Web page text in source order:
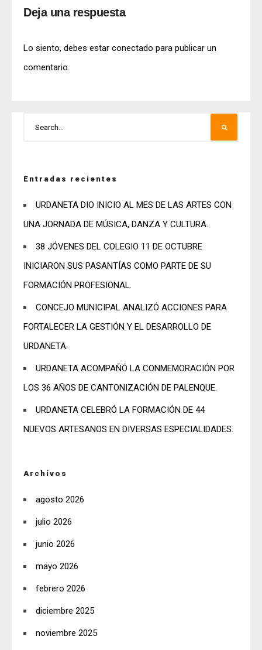
Deja una respuesta
Lo siento, debes estar conectado para publicar un
comentario.
Entradas recientes
URDANETA DIO INICIO AL MES DE LAS ARTES CON
UNA JORNADA DE MÚSICA, DANZA Y CULTURA.
38 JÓVENES DEL COLEGIO 11 DE OCTUBRE
INICIARON SUS PASANTÍAS COMO PARTE DE SU
FORMACIÓN PROFESIONAL.
CONCEJO MUNICIPAL ANALIZÓ ACCIONES PARA
FORTALECER LA GESTIÓN Y EL DESARROLLO DE
URDANETA.
URDANETA ACOMPAÑÓ LA CONMEMORACIÓN POR
LOS 36 AÑOS DE CANTONIZACIÓN DE PALENQUE.
URDANETA CELEBRÓ LA FORMACIÓN DE 44
NUEVOS ARTESANOS EN DIVERSAS ESPECIALIDADES.
Archivos
agosto 2026
julio 2026
junio 2026
mayo 2026
febrero 2026
diciembre 2025
noviembre 2025